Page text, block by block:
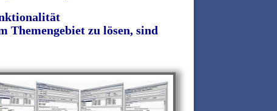
Themengebiet zu lösen, sind